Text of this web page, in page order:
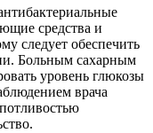
средства и
следует обеспечить
Больным сахарным
уровень глюкозы
врача